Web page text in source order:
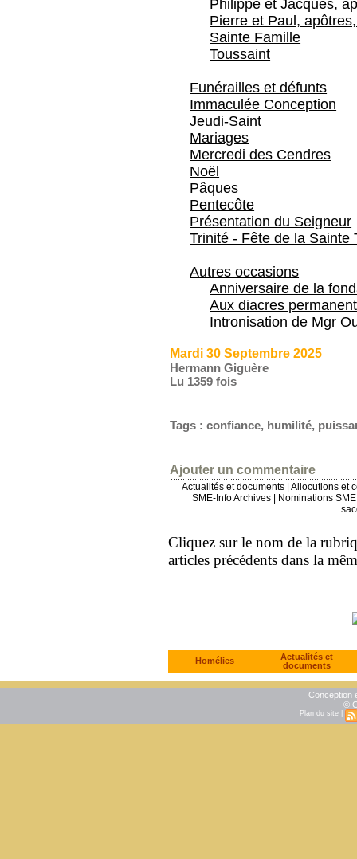
Philippe et Jacques,
Pierre et Paul,
Sainte Famille
Toussaint
Funérailles et défunts
Immaculée Conception
Jeudi-Saint
Mariages
Mercredi des Cendres
Noël
Pâques
Pentecôte
Présentation du Seigneur
Trinité - Fête de la Sainte
Autres occasions
Anniversaire de la
Aux diacres
Intronisation de Mgr
Mardi 30 Septembre 2025
Hermann Giguère
Lu 1359 fois
Tags :confiance, humilité,
Ajouter un commentaire
Actualités et documents
Allocutions et
SME-Info Archives
Nominations
Cliquez sur le nom de la
articles précédents dans la
Homélies
Actualités et
documents
Conception
©
Plan du site